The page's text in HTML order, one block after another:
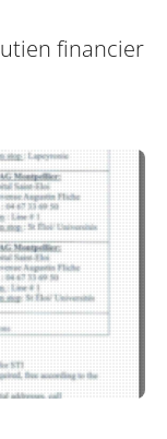
financier